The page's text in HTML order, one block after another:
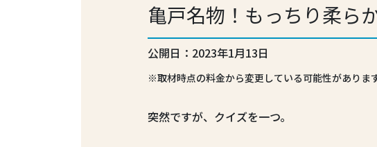
亀戸名物！もっちり柔ら
公開日：2023年1月13日
※取材時点の料金から変更している可能性がありま
突然ですが、クイズを一つ。